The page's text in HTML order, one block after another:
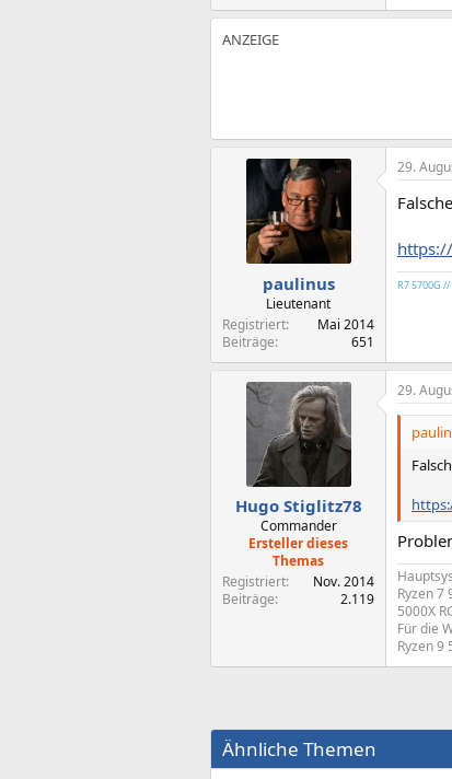
paulinus
Lieutenant
Registriert
Mai 2014
Beiträge
651
29.
R7 5700G
Hugo Stiglitz78
Commander
Ersteller dieses
Themas
Registriert
Nov. 2014
Beiträge
2.119
29.
Ryzen 7
5000X
Für die
Ryzen 9
Ähnliche Themen